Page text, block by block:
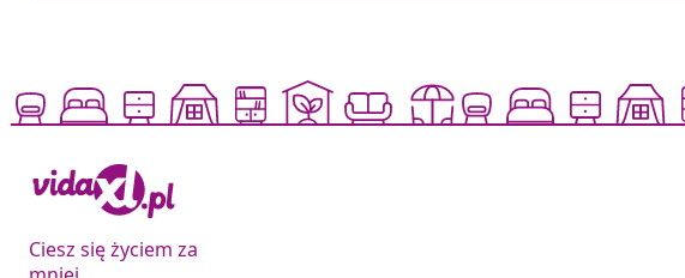
Ciesz się życiem za